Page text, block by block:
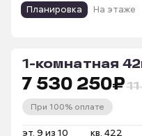
Планировка На этаже
1-комнатная
7 530 250₽
При 100% оплате
эт. 9 из 10 кв. 422